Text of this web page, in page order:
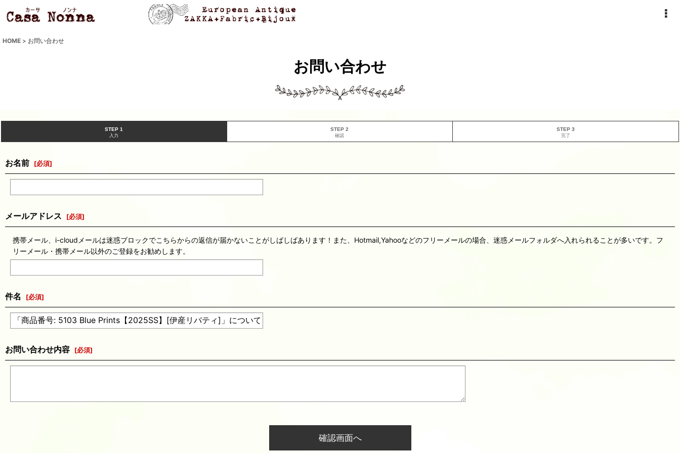
HOME > お問い合わせ
お問い合わせ
STEP 1
入力
STEP 2
確認
STEP 3
完了
お名前 [必須]
メールアドレス [必須]
携帯メール、i-cloudメールは迷惑ブロックでこちらからの返信が届かないことがしばしばあります！また、Hotmail,Yahooなどのフリーメールの場合、迷惑メールフォルダへ入れられることが多いです。フ
リーメール・携帯メール以外のご登録をお勧めします。
件名 [必須]
お問い合わせ内容 [必須]
確認画面へ